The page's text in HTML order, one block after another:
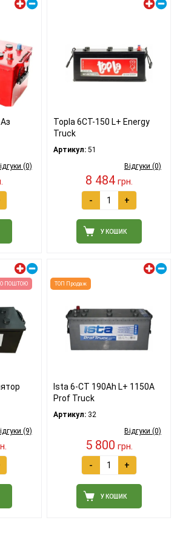
(0)
Topla 6СТ-150 L+ Energy
Truck
Артикул: 51
Відгуки (0)
8 484грн.
- +
У КОШИК
ПОШТОЮ
(9)
ТОП Продаж
Ista 6-СТ 190Ah L+ 1150A
Prof Truck
Артикул: 32
Відгуки (0)
5 800 грн.
- +
У КОШИК